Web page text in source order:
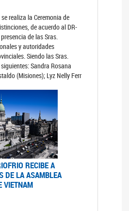
realiza la Ceremonia de
de acuerdo al DR-
de las Sras.
y autoridades
Siendo las Sras.
Sandra Rosana
(Misiones); Lyz Nelly Ferr
RECIBE A
DE LA ASAMBLEA
VIETNAM